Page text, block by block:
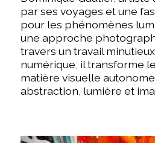
par ses voyages et une
pour les phénomènes
une approche
travers un travail
numérique, il transforme
matière visuelle
abstraction, lumière et